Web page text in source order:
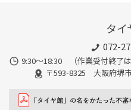
タイ
072-
9:30〜18:30 （作業受付終了は
〒593-8325 大阪府堺